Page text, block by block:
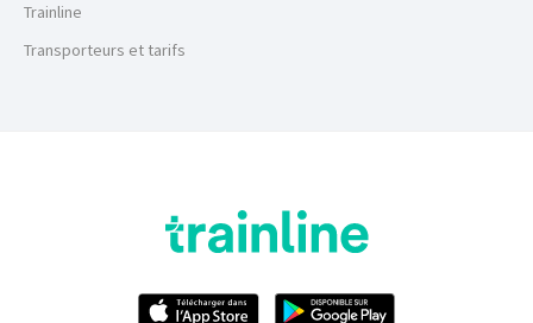
Trainline
Transporteurs et tarifs